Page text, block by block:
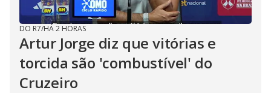
DO R7/HÁ 2 HORAS
Artur Jorge diz que vitórias e
torcida são 'combustível' do
Cruzeiro